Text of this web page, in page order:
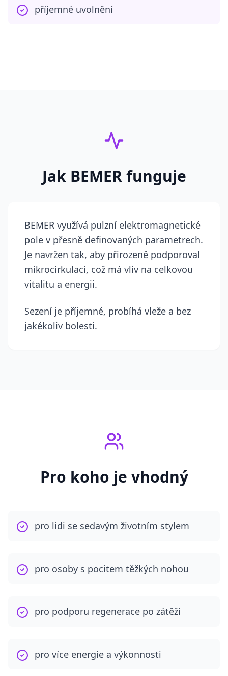
příjemné uvolnění
Jak BEMER funguje
BEMER využívá pulzní elektromagnetické
pole v přesně definovaných parametrech.
Je navržen tak, aby přirozeně podporoval
mikrocirkulaci, což má vliv na celkovou
vitalitu a energii.
Sezení je příjemné, probíhá vleže a bez
jakékoliv bolesti.
Pro koho je vhodný
pro lidi se sedavým životním stylem
pro osoby s pocitem těžkých nohou
pro podporu regenerace po zátěži
pro více energie a výkonnosti